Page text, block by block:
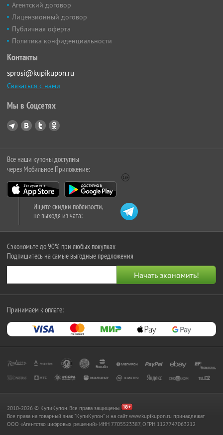
Агентский договор
Лицензионный договор
Публичная оферта
Политика конфиденциальности
Контакты
sprosi@kupikupon.ru
Связаться с нами
Мы в Соцсетях
Все наши купоны доступны
через Мобильное Приложение:
Ищите скидки поблизости,
не выходя из чата:
Сэкономьте до 90% при любых покупках
Подпишитесь на самые выгодные предложения
Принимаем к оплате:
2010-2026 © КупиКупон. Все права защищены.
Все права на товарный знак "КупиКупон" и на сайт www.kupikupon.ru принадлежат
OOO «Агентство цифровых решений» ИНН 7705523387, ОГРН 1127747063212